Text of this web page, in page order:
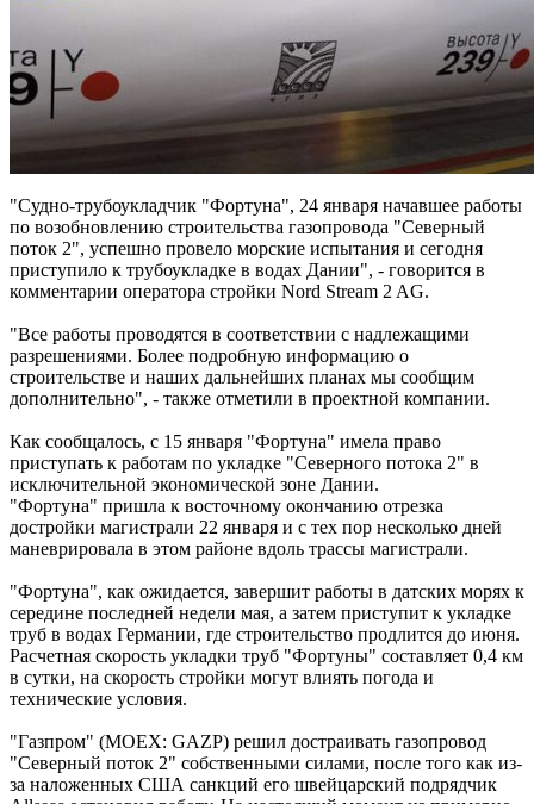
"Судно-трубоукладчик "Фортуна", 24 января начавшее работы
по возобновлению строительства газопровода "Северный
поток 2", успешно провело морские испытания и сегодня
приступило к трубоукладке в водах Дании", - говорится в
комментарии оператора стройки Nord Stream 2 AG.
"Все работы проводятся в соответствии с надлежащими
разрешениями. Более подробную информацию о
строительстве и наших дальнейших планах мы сообщим
дополнительно", - также отметили в проектной компании.
Как сообщалось, с 15 января "Фортуна" имела право
приступать к работам по укладке "Северного потока 2" в
исключительной экономической зоне Дании.
"Фортуна" пришла к восточному окончанию отрезка
достройки магистрали 22 января и с тех пор несколько дней
маневрировала в этом районе вдоль трассы магистрали.
"Фортуна", как ожидается, завершит работы в датских морях к
середине последней недели мая, а затем приступит к укладке
труб в водах Германии, где строительство продлится до июня.
Расчетная скорость укладки труб "Фортуны" составляет 0,4 км
в сутки, на скорость стройки могут влиять погода и
технические условия.
"Газпром" (MOEX: GAZP) решил достраивать газопровод
"Северный поток 2" собственными силами, после того как из-
за наложенных США санкций его швейцарский подрядчик